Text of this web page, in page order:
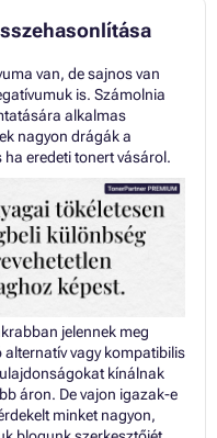
van, de sajnos van
is. Számolnia
alkalmas
nagyon drágák a
eredeti tonert vásárol.
jelennek meg
vagy kompatibilis
kínálnak
áron. De vajon igazak-e
minket nagyon,